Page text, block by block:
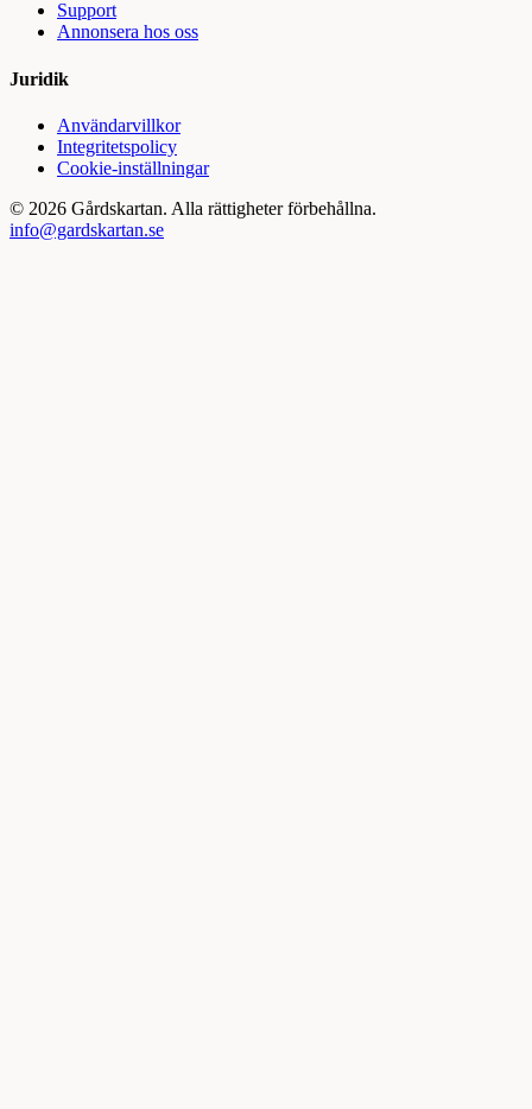
Support
Annonsera hos oss
Juridik
Användarvillkor
Integritetspolicy
Cookie-inställningar
© 2026 Gårdskartan. Alla rättigheter förbehållna.
info@gardskartan.se